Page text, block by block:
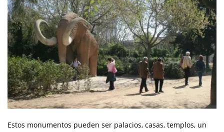
Estos monumentos pueden ser palacios, casas, templos, un